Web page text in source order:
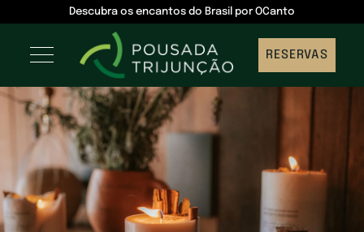
Descubra os encantos do Brasil por OCanto
RESERVAS